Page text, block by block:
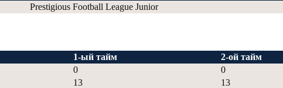
Prestigious Football League Junior
1-ый тайм 2-ой тайм
0 0
13 13